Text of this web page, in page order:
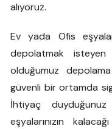
alıyoruz.
Ev yada Ofis
depolatmak isteyen
olduğumuz
güvenli bir ortamda
İhtiyaç
eşyalarınızın